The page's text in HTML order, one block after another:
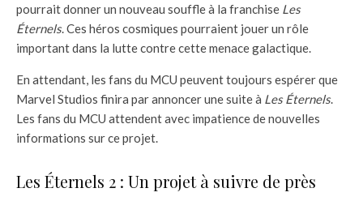
pourrait donner un nouveau souffle à la franchise Les
Éternels. Ces héros cosmiques pourraient jouer un rôle
important dans la lutte contre cette menace galactique.
En attendant, les fans du MCU peuvent toujours espérer que
Marvel Studios finira par annoncer une suite à Les Éternels.
Les fans du MCU attendent avec impatience de nouvelles
informations sur ce projet.
Les Éternels 2 : Un projet à suivre de près